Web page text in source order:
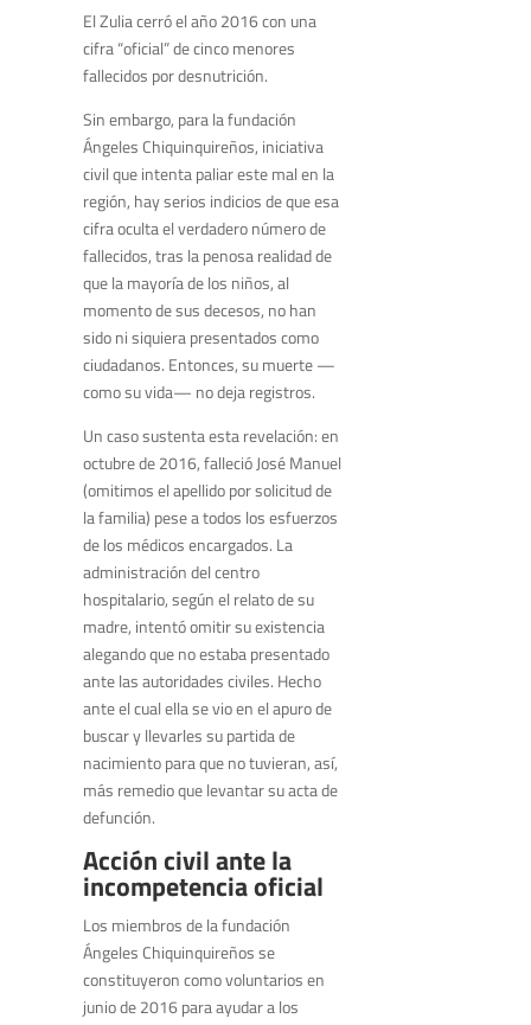
El Zulia cerró el año 2016 con una
cifra “oficial” de cinco menores
fallecidos por desnutrición.
Sin embargo, para la fundación
Ángeles Chiquinquireños, iniciativa
civil que intenta paliar este mal en la
región, hay serios indicios de que esa
cifra oculta el verdadero número de
fallecidos, tras la penosa realidad de
que la mayoría de los niños, al
momento de sus decesos, no han
sido ni siquiera presentados como
ciudadanos. Entonces, su muerte —
como su vida— no deja registros.
Un caso sustenta esta revelación: en
octubre de 2016, falleció José Manuel
(omitimos el apellido por solicitud de
la familia) pese a todos los esfuerzos
de los médicos encargados. La
administración del centro
hospitalario, según el relato de su
madre, intentó omitir su existencia
alegando que no estaba presentado
ante las autoridades civiles. Hecho
ante el cual ella se vio en el apuro de
buscar y llevarles su partida de
nacimiento para que no tuvieran, así,
más remedio que levantar su acta de
defunción.
Acción civil ante la
incompetencia oficial
Los miembros de la fundación
Ángeles Chiquinquireños se
constituyeron como voluntarios en
junio de 2016 para ayudar a los